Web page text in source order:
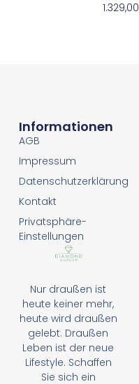
1.329,00
Nur draußen ist
heute keiner mehr,
heute wird draußen
gelebt. Draußen
Leben ist der neue
Lifestyle. Schaffen
Sie sich ein
Informationen
AGB
Impressum
Datenschutzerklärung
Kontakt
Privatsphäre-
Einstellungen